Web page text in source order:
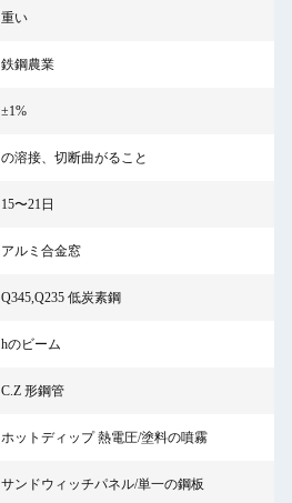
重い
鉄鋼農業
±1%
の溶接、切断曲がること
15〜21日
アルミ合金窓
Q345,Q235 低炭素鋼
hのビーム
C.Z 形鋼管
ホットディップ 熱電圧/塗料の噴霧
サンドウィッチパネル/単一の鋼板